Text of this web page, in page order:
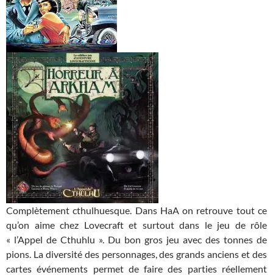
Complètement cthulhuesque. Dans HaA on retrouve tout ce
qu’on aime chez Lovecraft et surtout dans le jeu de rôle
« l’Appel de Cthuhlu ». Du bon gros jeu avec des tonnes de
pions. La diversité des personnages, des grands anciens et des
cartes événements permet de faire des parties réellement